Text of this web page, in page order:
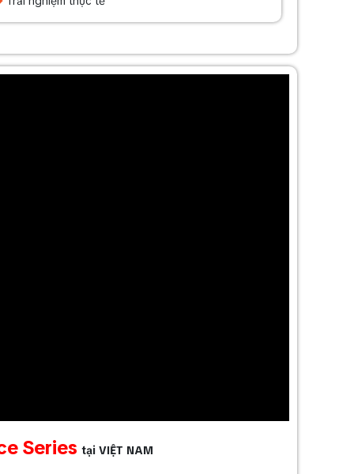
Series tại VIỆT NAM